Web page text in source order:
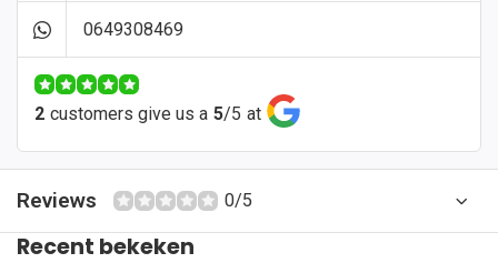
0649308469
2 customers give us a 5/5 at
Reviews 0/5
Recent bekeken